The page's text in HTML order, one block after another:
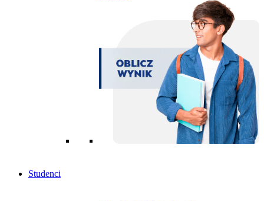
Studenci